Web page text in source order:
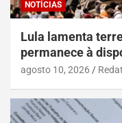
NOTÍCIAS
Lula lamenta
permanece à
agosto 10, 2026